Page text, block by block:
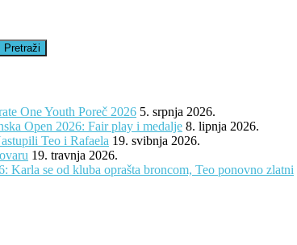
One Youth Poreč 2026 5. srpnja 2026.
Open 2026: Fair play i medalje 8. lipnja 2026.
Teo i Rafaela 19. svibnja 2026.
19. travnja 2026.
Karla se od kluba oprašta broncom, Teo ponovno zlatni